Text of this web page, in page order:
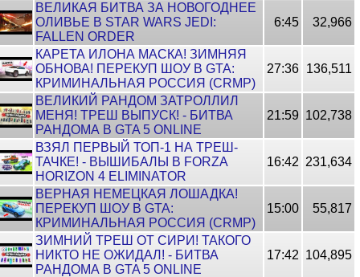
ВЕЛИКАЯ БИТВА ЗА НОВОГОДНЕЕ
ОЛИВЬЕ В STAR WARS JEDI:
FALLEN ORDER
6:45 32,966
КАРЕТА ИЛОНА МАСКА! ЗИМНЯЯ
ОБНОВА! ПЕРЕКУП ШОУ В GTA:
КРИМИНАЛЬНАЯ РОССИЯ (CRMP)
27:36 136,511
ВЕЛИКИЙ РАНДОМ ЗАТРОЛЛИЛ
МЕНЯ! ТРЕШ ВЫПУСК! - БИТВА
РАНДОМА В GTA 5 ONLINE
21:59 102,738
ВЗЯЛ ПЕРВЫЙ ТОП-1 НА ТРЕШ-
ТАЧКЕ! - ВЫШИБАЛЫ В FORZA
HORIZON 4 ELIMINATOR
16:42 231,634
ВЕРНАЯ НЕМЕЦКАЯ ЛОШАДКА!
ПЕРЕКУП ШОУ В GTA:
КРИМИНАЛЬНАЯ РОССИЯ (CRMP)
15:00 55,817
ЗИМНИЙ ТРЕШ ОТ СИРИ! ТАКОГО
НИКТО НЕ ОЖИДАЛ! - БИТВА
РАНДОМА В GTA 5 ONLINE
17:42 104,895